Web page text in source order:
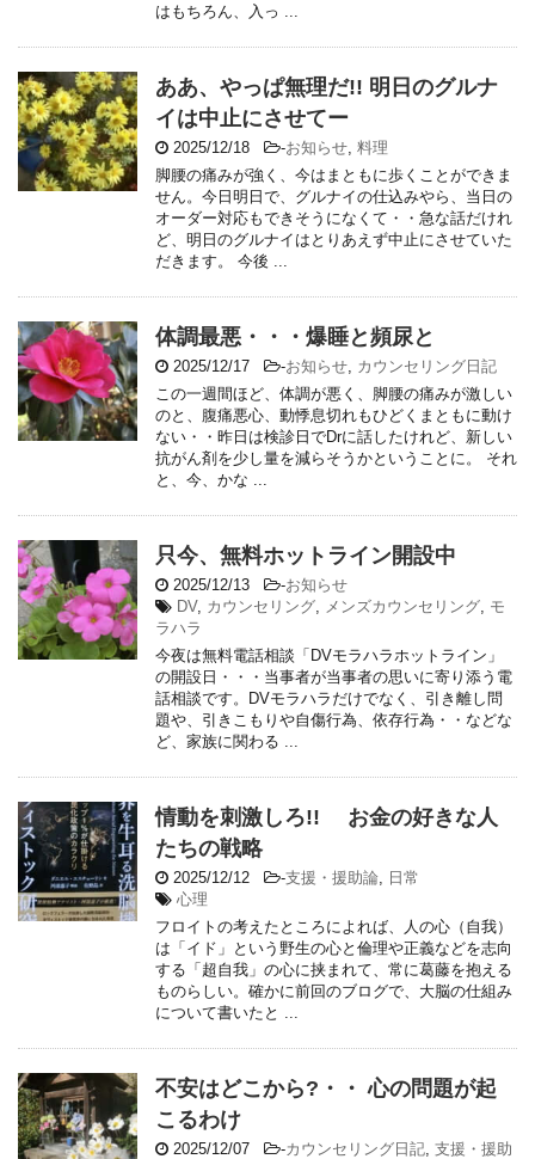
はもちろん、入っ ...
ああ、やっぱ無理だ!! 明日のグルナ
イは中止にさせてー
2025/12/18 -お知らせ, 料理
脚腰の痛みが強く、今はまともに歩くことができま
せん。今日明日で、グルナイの仕込みやら、当日の
オーダー対応もできそうになくて・・急な話だけれ
ど、明日のグルナイはとりあえず中止にさせていた
だきます。 今後 ...
体調最悪・・・爆睡と頻尿と
2025/12/17 -お知らせ, カウンセリング日記
この一週間ほど、体調が悪く、脚腰の痛みが激しい
のと、腹痛悪心、動悸息切れもひどくまともに動け
ない・・昨日は検診日でDrに話したけれど、新しい
抗がん剤を少し量を減らそうかということに。 それ
と、今、かな ...
只今、無料ホットライン開設中
2025/12/13 -お知らせ
DV, カウンセリング, メンズカウンセリング, モ
ラハラ
今夜は無料電話相談「DVモラハラホットライン」
の開設日・・・当事者が当事者の思いに寄り添う電
話相談です。DVモラハラだけでなく、引き離し問
題や、引きこもりや自傷行為、依存行為・・などな
ど、家族に関わる ...
情動を刺激しろ!! お金の好きな人
たちの戦略
2025/12/12 -支援・援助論, 日常
心理
フロイトの考えたところによれば、人の心（自我）
は「イド」という野生の心と倫理や正義などを志向
する「超自我」の心に挟まれて、常に葛藤を抱える
ものらしい。確かに前回のブログで、大脳の仕組み
について書いたと ...
不安はどこから?・・ 心の問題が起
こるわけ
2025/12/07 -カウンセリング日記, 支援・援助